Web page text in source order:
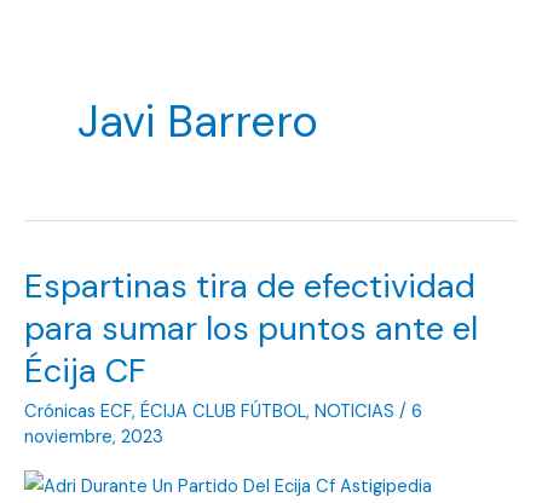
Javi Barrero
Espartinas tira de efectividad
para sumar los puntos ante el
Écija CF
Crónicas ECF, ÉCIJA CLUB FÚTBOL, NOTICIAS / 6
noviembre, 2023